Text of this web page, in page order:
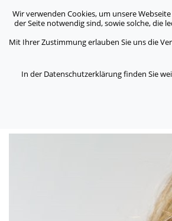
ASB Bonn/Rhein-Sieg/Eifel
bewegt Menschen
Wir verwenden Cookies, um unsere
der Seite notwendig sind, sowie solche, die
Mit Ihrer Zustimmung erlauben Sie uns die
In der Datenschutzerklärung finden Sie